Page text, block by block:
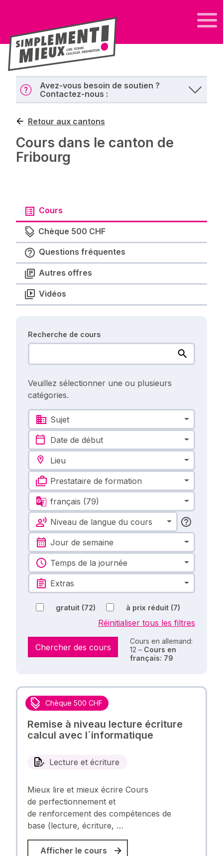
Avez-vous besoin de soutien ?
Contactez-nous :
Retour aux cantons
Cours dans le canton de
Fribourg
Cours
Chèque 500 CHF
Questions fréquentes
Autres offres
Vidéos
Recherche de cours
Veuillez sélectionner une ou plusieurs
catégories.
Sujet
Date de début
Lieu
Prestataire de formation
français (79)
Niveau de langue du cours
Jour de semaine
Temps de la journée
Extras
gratuit (72) à prix réduit (7)
Réinitialiser tous les filtres
Chercher des cours
Cours en allemand:
12 – Cours en
français: 79
Chèque 500 CHF
Remise à niveau lecture écriture
calcul avec l´informatique
Lecture et écriture
Mieux lire et mieux écrire Cours
de perfectionnement et
de renforcement des compétences de
base (lecture, écriture, …
Afficher le cours